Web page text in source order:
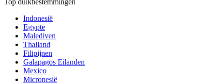
Top duikbestemmingen
Indonesië
Egypte
Malediven
Thailand
Filipijnen
Galapagos Eilanden
Mexico
Micronesië